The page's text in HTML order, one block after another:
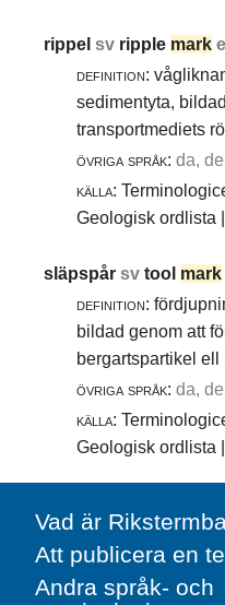
rippelsv ripple mark
definition:
sedimentyta,
transportmediets
övriga språk: da,
källa:
Geologisk ordlista
släpspårsvtool mark
definition:
bildad genom att
bergartspartikel ell
övriga språk: da,
källa:
Geologisk ordlista
Vad är
Att publicera en
Andra språk- och